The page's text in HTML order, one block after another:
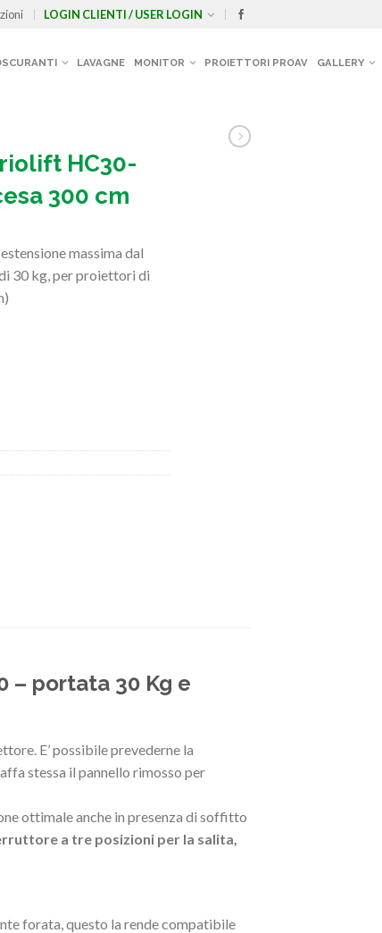
LOGIN CLIENTI / USER LOGIN
LAVAGNE MONITOR PROIETTORI PROAV GALLERY
HC30-
300 cm
massima dal
30 kg, per proiettori di
– portata 30 Kg e
E’ possibile prevederne la
stessa il pannello rimosso per
ottimale anche in presenza di soffitto
a tre posizioni per la salita,
forata, questo la rende compatibile